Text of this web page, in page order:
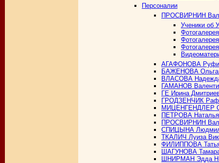
Персоналии
ПРОСВИРНИН
Ученики об
АГАФОНОВА
БАЖЕНОВА Ольга
ВЛАСОВА
ГАМАНОВ
ГЕ Ирина
ГРОДЗЕНЧИК
МИЦЕНГЕНДЛЕР
ПЕТРОВА Наталья
ПРОСВИРНИН
СПИЦЫНА
ТКАЛИЧ Луиза
ФИЛИППОВА
ШАГУНОВА
ШНИРМАН Эдда